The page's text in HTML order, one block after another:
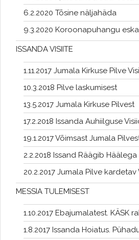
6.2.2020 Tõsine näljahäda
9.3.2020 Koroonapuhangu
ISSANDA VISIITE
1.11.2017 Jumala Kirkuse Pilve
10.3.2018 Pilve laskumisest
13.5.2017 Jumala Kirkuse Pilvest
17.2.2018 Issanda Auhiilguse
19.1.2017 Võimsast Jumala
2.2.2018 Issand Räägib Häälega
20.2.2017 Jumala Pilve kardetav
MESSIA TULEMISEST
1.10.2017 Ebajumalatest. KÄSK
1.8.2017 Issanda Hoiatus.